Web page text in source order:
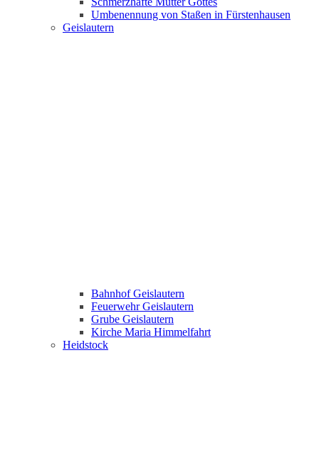
Umbenennung von Staßen in Fürstenhausen
Geislautern
Bahnhof Geislautern
Feuerwehr Geislautern
Grube Geislautern
Kirche Maria Himmelfahrt
Heidstock